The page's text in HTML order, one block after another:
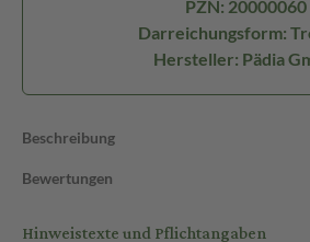
PZN: 20000060
Darreichungsform:
Hersteller: Pädia
Beschreibung
Bewertungen
Hinweistexte und Pflichtangaben